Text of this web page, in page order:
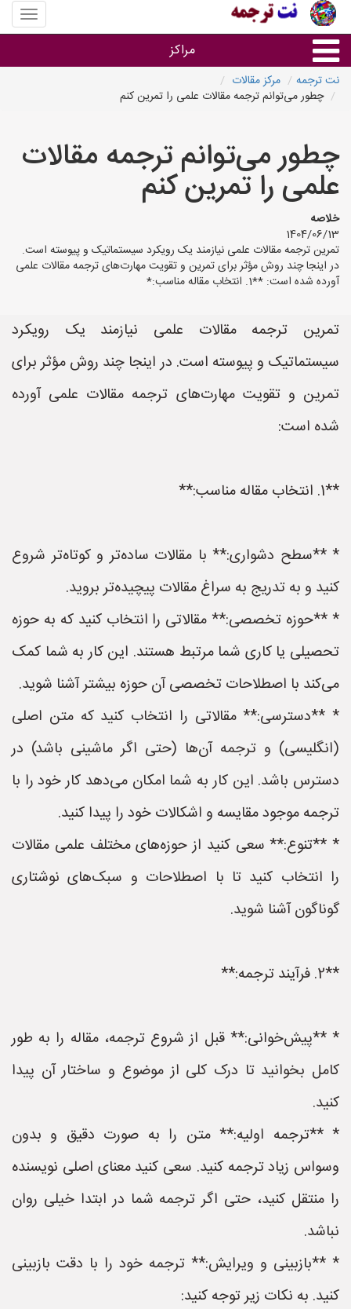
منوی
سایت
ترجمه
مراکز
خدمات ترجمه و تایپ
دفاتر ترجمه شهرها
مرکز تایپ های شهرها
نت ترجمه
مرکز مقالات
چطور می‌توانم ترجمه مقالات علمی را تمرین کنم
چطور می‌توانم ترجمه مقالات
علمی را تمرین کنم
خلاصه
1404/06/13
تمرین ترجمه مقالات علمی نیازمند یک رویکرد سیستماتیک و پیوسته است.
در اینجا چند روش مؤثر برای تمرین و تقویت مهارت‌های ترجمه مقالات علمی
آورده شده است: **1. انتخاب مقاله مناسب:*
تمرین ترجمه مقالات علمی نیازمند یک رویکرد
سیستماتیک و پیوسته است. در اینجا چند روش مؤثر برای
تمرین و تقویت مهارت‌های ترجمه مقالات علمی آورده
شده است:
**1. انتخاب مقاله مناسب:**
* **سطح دشواری:** با مقالات ساده‌تر و کوتاه‌تر شروع
کنید و به تدریج به سراغ مقالات پیچیده‌تر بروید.
* **حوزه تخصصی:** مقالاتی را انتخاب کنید که به حوزه
تحصیلی یا کاری شما مرتبط هستند. این کار به شما کمک
می‌کند با اصطلاحات تخصصی آن حوزه بیشتر آشنا شوید.
* **دسترسی:** مقالاتی را انتخاب کنید که متن اصلی
(انگلیسی) و ترجمه آن‌ها (حتی اگر ماشینی باشد) در
دسترس باشد. این کار به شما امکان می‌دهد کار خود را با
ترجمه موجود مقایسه و اشکالات خود را پیدا کنید.
* **تنوع:** سعی کنید از حوزه‌های مختلف علمی مقالات
را انتخاب کنید تا با اصطلاحات و سبک‌های نوشتاری
گوناگون آشنا شوید.
**2. فرآیند ترجمه:**
* **پیش‌خوانی:** قبل از شروع ترجمه، مقاله را به طور
کامل بخوانید تا درک کلی از موضوع و ساختار آن پیدا
کنید.
* **ترجمه اولیه:** متن را به صورت دقیق و بدون
وسواس زیاد ترجمه کنید. سعی کنید معنای اصلی نویسنده
را منتقل کنید، حتی اگر ترجمه شما در ابتدا خیلی روان
نباشد.
* **بازبینی و ویرایش:** ترجمه خود را با دقت بازبینی
کنید. به نکات زیر توجه کنید: